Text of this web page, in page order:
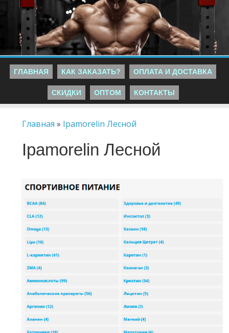
ГЛАВНАЯ КАК ЗАКАЗАТЬ? ОПЛАТА И ДОСТАВКА
СКИДКИ ОПТОМ КОНТАКТЫ
Главная » Ipamorelin Лесной
Ipamorelin Лесной